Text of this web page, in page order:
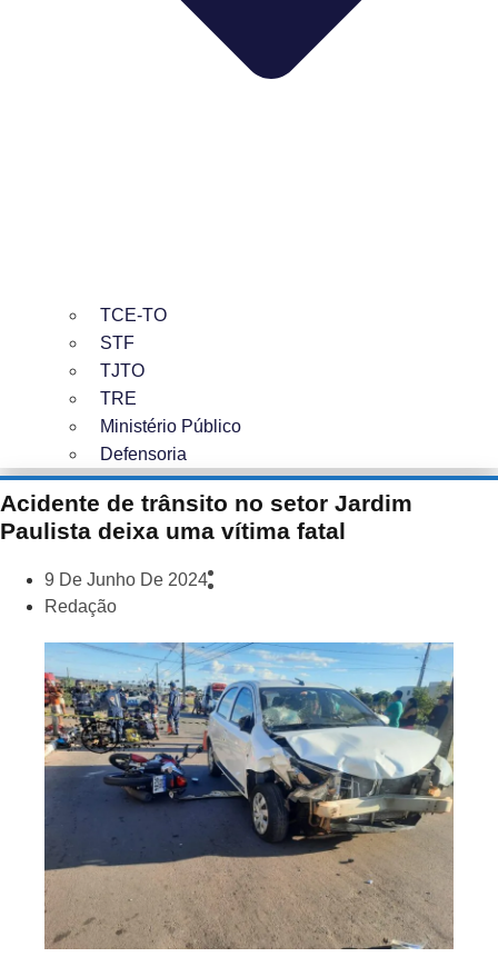
TCE-TO
STF
TJTO
TRE
Ministério Público
Defensoria
Acidente de trânsito no setor Jardim
Paulista deixa uma vítima fatal
9 De Junho De 2024
Redação